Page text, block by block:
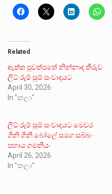
Related
ඇත්ත පුවත්පතේ නින්නාද තීරුව
ලිට් රුම් සූම් සංවාදයට
April 30, 2026
In "කලා"
ලිට් රූම් සූම් සංවාදයට මෙවර
ගිනි ගිනි බෝලේ සමග සබ්බං
පහාය ගමනීයං
April 26, 2026
In "කලා"